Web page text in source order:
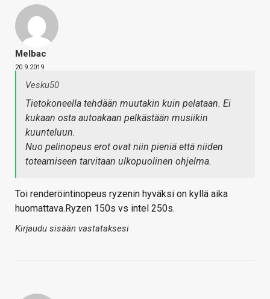
Melbac
20.9.2019
Vesku50
Tietokoneella tehdään muutakin kuin pelataan. Ei
kukaan osta autoakaan pelkästään musiikin
kuunteluun.
Nuo pelinopeus erot ovat niin pieniä että niiden
toteamiseen tarvitaan ulkopuolinen ohjelma.
Toi renderöintinopeus ryzenin hyväksi on kyllä aika
huomattava.Ryzen 150s vs intel 250s.
Kirjaudu sisään vastataksesi